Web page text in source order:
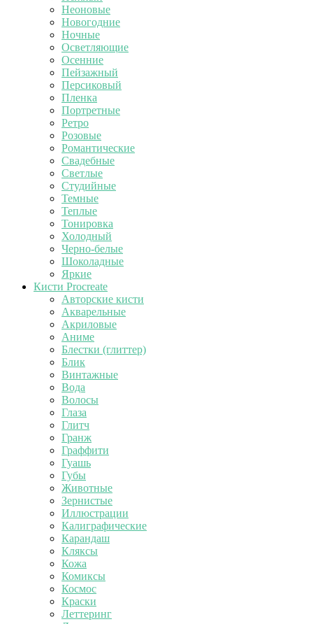
Неоновые
Новогодние
Ночные
Осветляющие
Осенние
Пейзажный
Персиковый
Пленка
Портретные
Ретро
Розовые
Романтические
Свадебные
Светлые
Студийные
Темные
Теплые
Тонировка
Холодный
Черно-белые
Шоколадные
Яркие
Кисти Procreate
Авторские кисти
Акварельные
Акриловые
Аниме
Блестки (глиттер)
Блик
Винтажные
Вода
Волосы
Глаза
Глитч
Гранж
Граффити
Гуашь
Губы
Животные
Зернистые
Иллюстрации
Калиграфические
Карандаш
Кляксы
Кожа
Комиксы
Космос
Краски
Леттеринг